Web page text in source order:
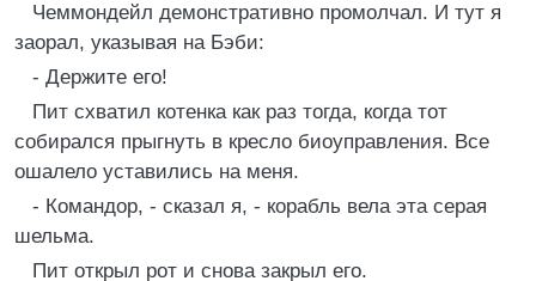
Чеммондейл демонстративно промолчал. И тут я
заорал, указывая на Бэби:
- Держите его!
Пит схватил котенка как раз тогда, когда тот
собирался прыгнуть в кресло биоуправления. Все
ошалело уставились на меня.
- Командор, - сказал я, - корабль вела эта серая
шельма.
Пит открыл рот и снова закрыл его.